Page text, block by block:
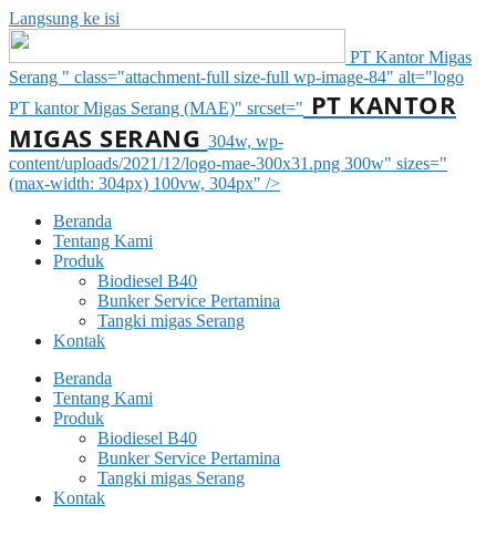
Langsung ke isi
PT Kantor Migas
Serang " class="attachment-full size-full wp-image-84" alt="logo
PT kantor Migas Serang (MAE)" srcset=" PT KANTOR
MIGAS SERANG 304w, wp-
content/uploads/2021/12/logo-mae-300x31.png 300w" sizes="
(max-width: 304px) 100vw, 304px" />
Beranda
Tentang Kami
Produk
Biodiesel B40
Bunker Service Pertamina
Tangki migas Serang
Kontak
Beranda
Tentang Kami
Produk
Biodiesel B40
Bunker Service Pertamina
Tangki migas Serang
Kontak